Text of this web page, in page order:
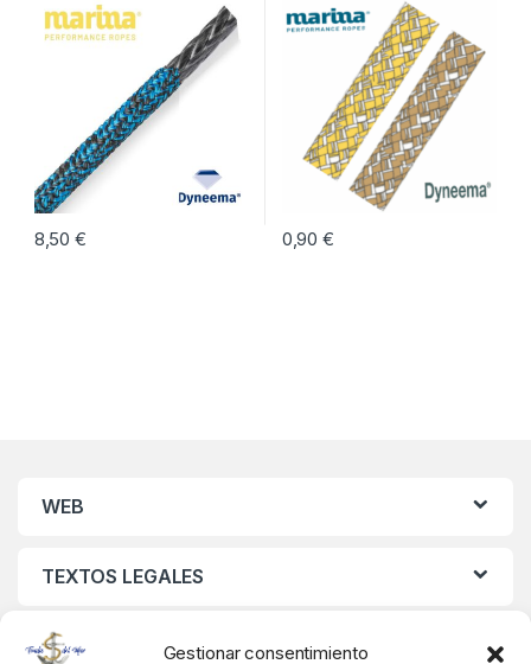
Gestionar consentimiento
8,50€ 0,90€
Este producto tiene múltiples
WEB
TEXTOS LEGALES
MIS DATOS